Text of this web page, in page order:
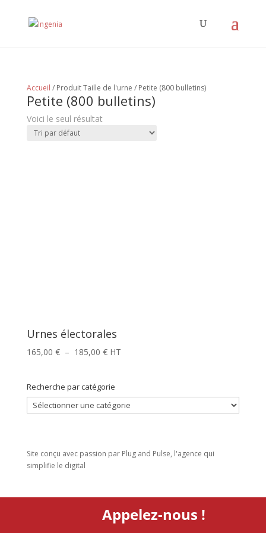
Accueil / Produit Taille de l'urne / Petite (800 bulletins)
Petite (800 bulletins)
Voici le seul résultat
Urnes électorales
165,00 € – 185,00 €Plage
165,00 €
à
HT
Recherche par catégorie
Recherche
par
Site conçu avec passion par Plug and Pulse, l'agence qui
simplifie le digital
Appelez-nous !